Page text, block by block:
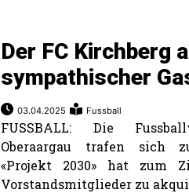
Der FC Kirchberg
sympathischer
03.04.2025 Fussball
FUSSBALL: Die
Oberaargau trafen sich
«Projekt 2030» hat zum
Vorstandsmitglieder zu